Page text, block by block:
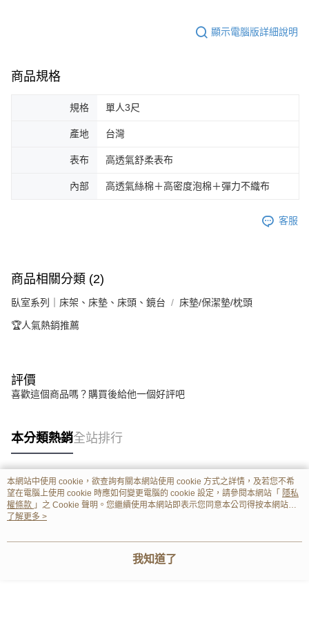
顯示電腦版詳細說明
商品規格
規格 單人3尺
產地 台灣
表布 高透氣舒柔表布
內部 高透氣絲棉＋高密度泡棉＋彈力不織布
客服
商品相關分類 (2)
臥室系列｜床架、床墊、床頭、鏡台 床墊/保潔墊/枕頭
🏆人氣熱銷推薦
評價
喜歡這個商品嗎？購買後給他一個好評吧
本分類熱銷全站排行
熱門標籤
本網站中使用 cookie，欲查詢有關本網站使用 cookie 方式之詳情，及若您不希
望在電腦上使用 cookie 時應如何變更電腦的 cookie 設定，請參閱本網站「 隱私
權條款 」之 Cookie 聲明。您繼續使用本網站即表示您同意本公司得按本網站使
用條款之 Cookie 聲明使用 cookie。
了解更多 >
我知道了